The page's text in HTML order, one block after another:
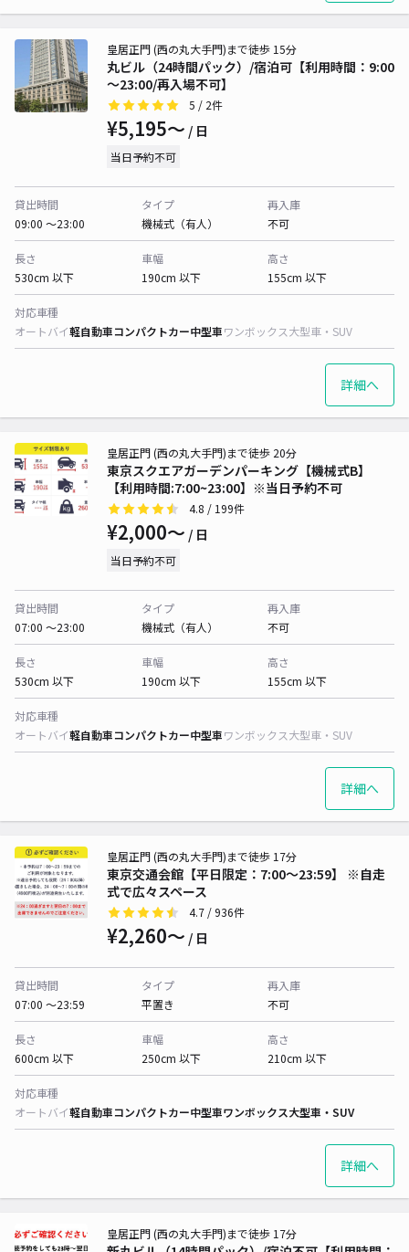
丸ビル（24時間パック）/宿泊可【利用時間：9:00
～23:00/再入場不可】
皇居正門 (西の丸大手門)まで徒歩 15分
5 / 2件
¥5,195〜 / 日
当日予約不可
貸出時間
09:00 〜23:00
タイプ
機械式（有人）
再入庫
不可
長さ
530cm 以下
車幅
190cm 以下
高さ
155cm 以下
対応車種
オートバイ軽自動車コンパクトカー中型車ワンボックス大型車・SUV
詳細へ
東京スクエアガーデンパーキング【機械式B】
【利用時間:7:00~23:00】※当日予約不可
皇居正門 (西の丸大手門)まで徒歩 20分
4.8 / 199件
¥2,000〜 / 日
当日予約不可
貸出時間
07:00 〜23:00
タイプ
機械式（有人）
再入庫
不可
長さ
530cm 以下
車幅
190cm 以下
高さ
155cm 以下
対応車種
オートバイ軽自動車コンパクトカー中型車ワンボックス大型車・SUV
詳細へ
東京交通会館【平日限定：7:00～23:59】 ※自走
式で広々スペース
皇居正門 (西の丸大手門)まで徒歩 17分
4.7 / 936件
¥2,260〜 / 日
貸出時間
07:00 〜23:59
タイプ
平置き
再入庫
不可
長さ
600cm 以下
車幅
250cm 以下
高さ
210cm 以下
対応車種
オートバイ軽自動車コンパクトカー中型車ワンボックス大型車・SUV
詳細へ
皇居正門 (西の丸大手門)まで徒歩 17分